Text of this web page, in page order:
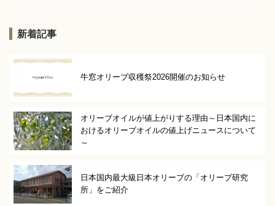
新着記事
牛窓オリーブ収穫祭2026開催のお知らせ
オリーブオイルが値上がりする理由～日本国内に
おけるオリーブオイルの値上げニュースについて
～
日本国内最大級日本オリーブの「オリーブ研究
所」をご紹介